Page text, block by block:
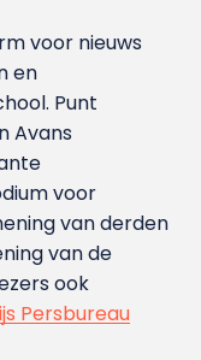
voor nieuws
en
Punt
Avans
voor
van derden
van de
ook
Persbureau